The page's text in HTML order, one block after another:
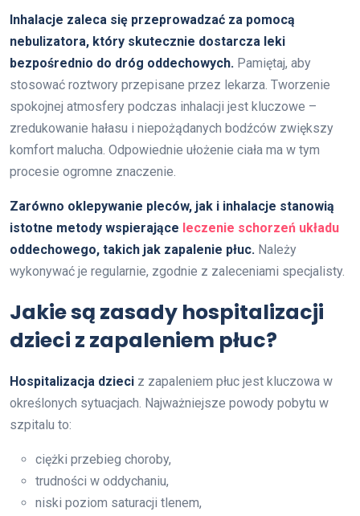
Inhalacje zaleca się przeprowadzać za pomocą
nebulizatora, który skutecznie dostarcza leki
bezpośrednio do dróg oddechowych. Pamiętaj, aby
stosować roztwory przepisane przez lekarza. Tworzenie
spokojnej atmosfery podczas inhalacji jest kluczowe –
zredukowanie hałasu i niepożądanych bodźców zwiększy
komfort malucha. Odpowiednie ułożenie ciała ma w tym
procesie ogromne znaczenie.
Zarówno oklepywanie pleców, jak i inhalacje stanowią
istotne metody wspierające leczenie schorzeń układu
oddechowego, takich jak zapalenie płuc. Należy
wykonywać je regularnie, zgodnie z zaleceniami specjalisty.
Jakie są zasady hospitalizacji
dzieci z zapaleniem płuc?
Hospitalizacja dzieci z zapaleniem płuc jest kluczowa w
określonych sytuacjach. Najważniejsze powody pobytu w
szpitalu to:
ciężki przebieg choroby,
trudności w oddychaniu,
niski poziom saturacji tlenem,